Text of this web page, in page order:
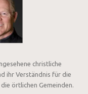
christliche
ihr Verständnis für die
örtlichen Gemeinden.